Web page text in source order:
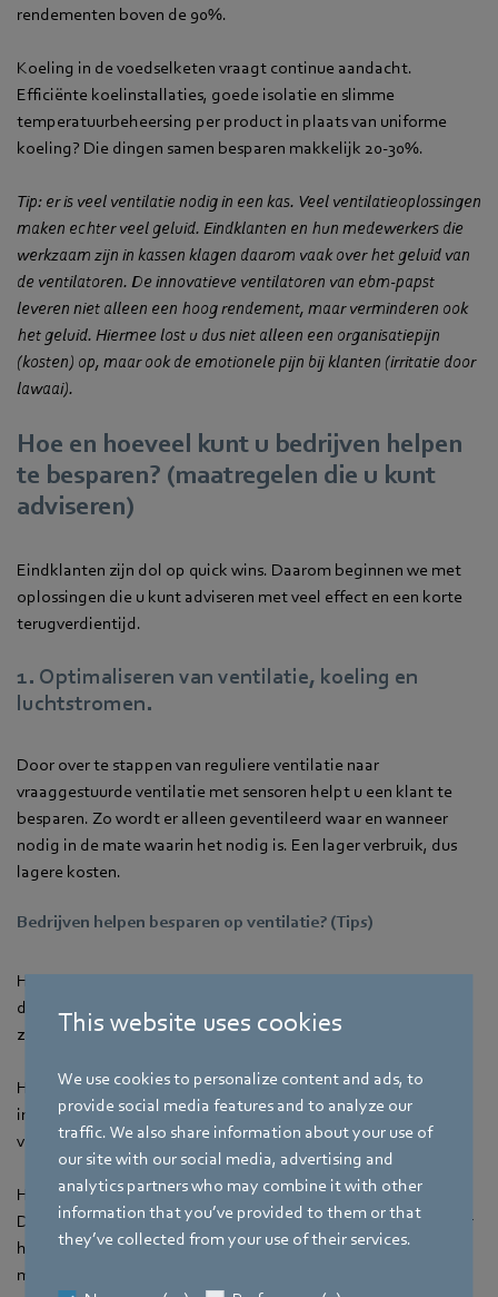
This website uses cookies
We use cookies to personalize content and ads, to
provide social media features and to analyze our
traffic. We also share information about your use of
our site with our social media, advertising and
analytics partners who may combine it with other
information that you’ve provided to them or that
they’ve collected from your use of their services.
rendementen boven de 90%.
Koeling in de voedselketen vraagt continue aandacht.
Efficiënte koelinstallaties, goede isolatie en slimme
temperatuurbeheersing per product in plaats van uniforme
koeling? Die dingen samen besparen makkelijk 20-30%.
Tip: er is veel ventilatie nodig in een kas. Veel ventilatieoplossingen
maken echter veel geluid. Eindklanten en hun medewerkers die
werkzaam zijn in kassen klagen daarom vaak over het geluid van
de ventilatoren. De innovatieve ventilatoren van ebm‑papst
leveren niet alleen een hoog rendement, maar verminderen ook
het geluid. Hiermee lost u dus niet alleen een organisatiepijn
(kosten) op, maar ook de emotionele pijn bij klanten (irritatie door
lawaai).
Hoe en hoeveel kunt u bedrijven helpen
te besparen? (maatregelen die u kunt
adviseren)
Eindklanten zijn dol op quick wins. Daarom beginnen we met
oplossingen die u kunt adviseren met veel effect en een korte
terugverdientijd.
1. Optimaliseren van ventilatie, koeling en
luchtstromen.
Door over te stappen van reguliere ventilatie naar
vraaggestuurde ventilatie met sensoren helpt u een klant te
besparen. Zo wordt er alleen geventileerd waar en wanneer
nodig in de mate waarin het nodig is. Een lager verbruik, dus
lagere kosten.
Bedrijven helpen besparen op ventilatie? (Tips)
Het regelmatig reinigen of vervangen van filters? Dat wordt
door eindklanten vaak over het hoofd gezien. Schone filters
zorgen echter voor een veel beter rendement.
Het laatste punt is geen quick-win, alleen wanneer u nieuwe
installaties plaatst of aanpassingen gaat maken: het
verbeteren van de aerodynamica en luchtkanalen.
Hoe minder onnnodige vernauwingen en bochten? Hoe beter.
Dit vermindert de drukval. Simpel gezegd hoeft een ventilator
hierdoor minder hard te werken, dat kost minder stroom dus
minder geld.